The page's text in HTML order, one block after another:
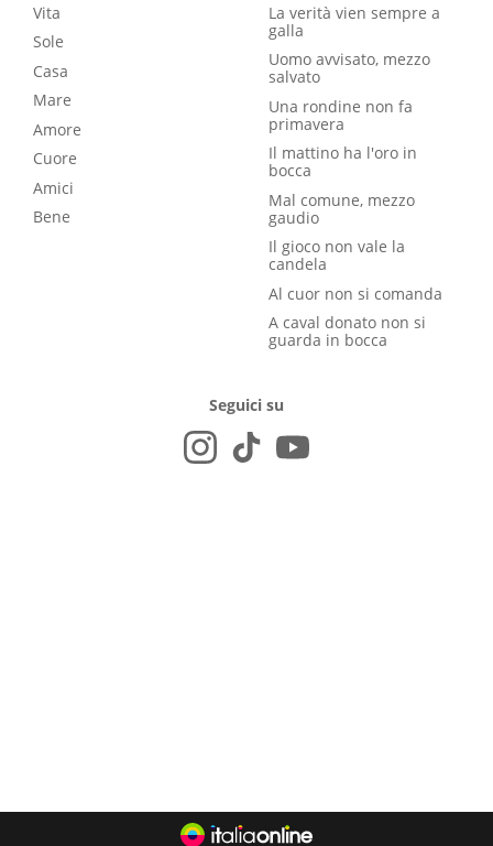
Vita
Sole
Casa
Mare
Amore
Cuore
Amici
Bene
La verità vien sempre a
galla
Uomo avvisato, mezzo
salvato
Una rondine non fa
primavera
Il mattino ha l'oro in
bocca
Mal comune, mezzo
gaudio
Il gioco non vale la
candela
Al cuor non si comanda
A caval donato non si
guarda in bocca
Seguici su